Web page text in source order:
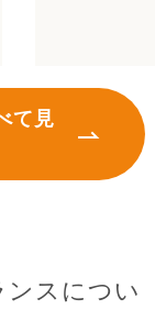
て見
スについ